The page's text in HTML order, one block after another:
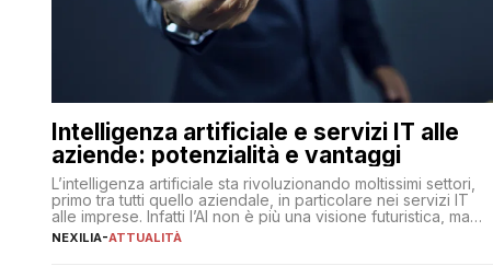
Intelligenza artificiale e servizi IT alle
aziende: potenzialità e vantaggi
L’intelligenza artificiale sta rivoluzionando moltissimi settori,
primo tra tutti quello aziendale, in particolare nei servizi IT
alle imprese. Infatti l’AI non è più una visione futuristica, ma
una realtà operativa che sta portando a un cambio
NEXILIA-ATTUALITÀ